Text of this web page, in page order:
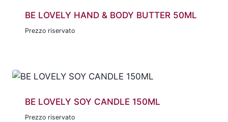
BE LOVELY HAND & BODY BUTTER 50ML
Prezzo riservato
BE LOVELY SOY CANDLE 150ML
Prezzo riservato